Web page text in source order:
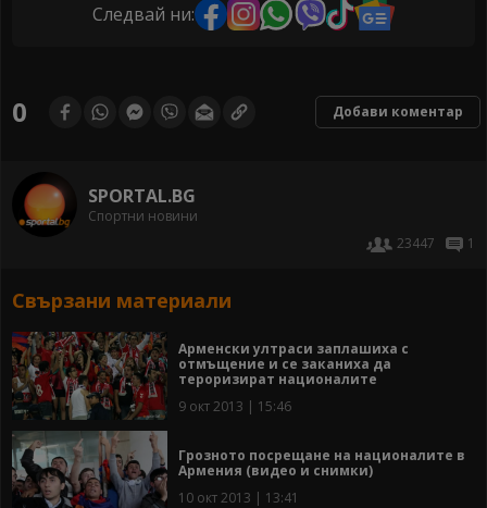
Следвай ни:
0 Добави коментар
SPORTAL.BG
Спортни новини
23447
1
Свързани материали
Арменски ултраси заплашиха с
отмъщение и се заканиха да
тероризират националите
9 окт 2013 | 15:46
Грозното посрещане на националите в
Армения (видео и снимки)
10 окт 2013 | 13:41